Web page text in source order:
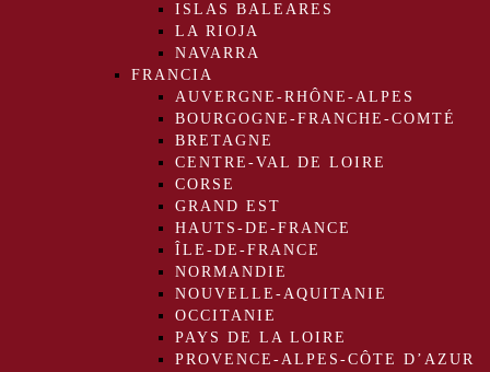
ISLAS BALEARES
LA RIOJA
NAVARRA
FRANCIA
AUVERGNE-RHÔNE-ALPES
BOURGOGNE-FRANCHE-COMTÉ
BRETAGNE
CENTRE-VAL DE LOIRE
CORSE
GRAND EST
HAUTS-DE-FRANCE
ÎLE-DE-FRANCE
NORMANDIE
NOUVELLE-AQUITANIE
OCCITANIE
PAYS DE LA LOIRE
PROVENCE-ALPES-CÔTE D’AZUR